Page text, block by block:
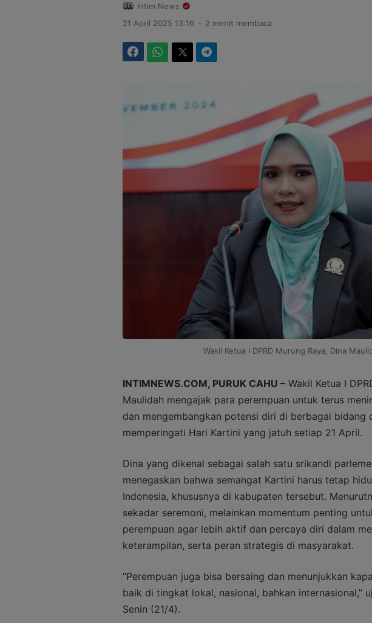
Intim News
21 April 2025 13:16 . 2 menit membaca
Wakil Ketua I DPRD Murung Raya, Dina
INTIMNEWS.COM, PURUK CAHU –Wakil Ketua I
Maulidah mengajak para perempuan untuk terus
dan mengembangkan potensi diri di berbagai bidang
memperingati Hari Kartini yang jatuh setiap 21 April.
Dina yang dikenal sebagai salah satu srikandi
menegaskan bahwa semangat Kartini harus tetap
Indonesia, khususnya di kabupaten tersebut.
sekadar seremoni, melainkan momentum penting
perempuan agar lebih aktif dan percaya diri dalam
keterampilan, serta peran strategis di masyarakat.
“Perempuan juga bisa bersaing dan menunjukkan
baik di tingkat lokal, nasional, bahkan internasional,”
Senin (21/4).